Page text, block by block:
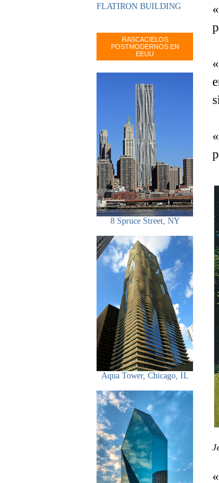
FLATIRON BUILDING
RASCACIELOS
POSTMODERNOS EN
EEUU
8 Spruce Street, NY
Aqua Tower, Chicago, IL